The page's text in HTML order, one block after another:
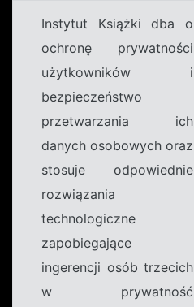
Instytut Książki dba o
ochronę prywatności
użytkowników i
bezpieczeństwo
przetwarzania ich
danych osobowych oraz
stosuje odpowiednie
rozwiązania
technologiczne
zapobiegające
ingerencji osób trzecich
w prywatność